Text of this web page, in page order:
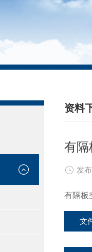
资料
/
有隔
发
有隔板
文